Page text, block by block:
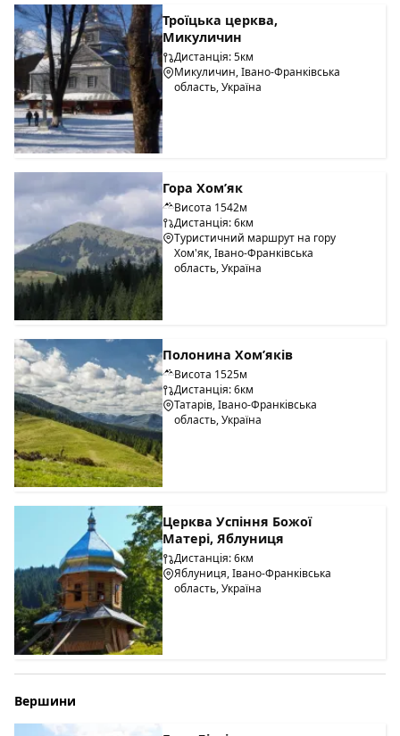
Троїцька церква,
Микуличин
Дистанція: 5км
Микуличин, Івано-Франківська
область, Україна
Гора Хом’як
Висота 1542м
Дистанція: 6км
Туристичний маршрут на гору
Хом'як, Івано-Франківська
область, Україна
Полонина Хом’яків
Висота 1525м
Дистанція: 6км
Татарів, Івано-Франківська
область, Україна
Церква Успіння Божої
Матері, Яблуниця
Дистанція: 6км
Яблуниця, Івано-Франківська
область, Україна
Вершини